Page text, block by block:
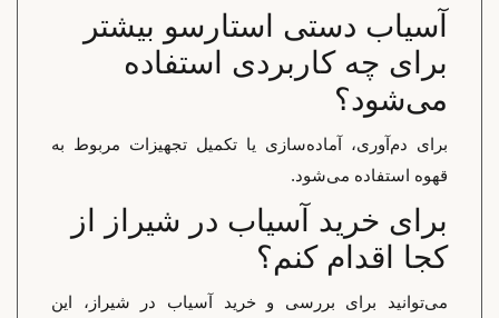
آسیاب دستی استارسو بیشتر
برای چه کاربردی استفاده
می‌شود؟
برای دم‌آوری، آماده‌سازی یا تکمیل تجهیزات مربوط به
قهوه استفاده می‌شود.
برای خرید آسیاب در شیراز از
کجا اقدام کنم؟
می‌توانید برای بررسی و خرید آسیاب در شیراز، این